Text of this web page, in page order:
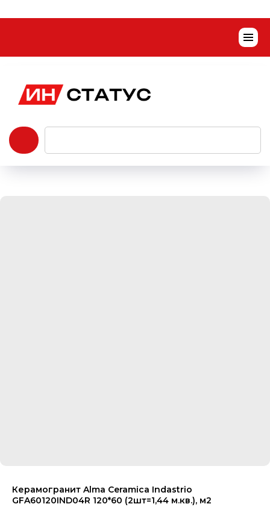
Керамогранит Alma Ceramica Indastrio
GFA60120IND04R 120*60 (2шт=1,44 м.кв.), м2